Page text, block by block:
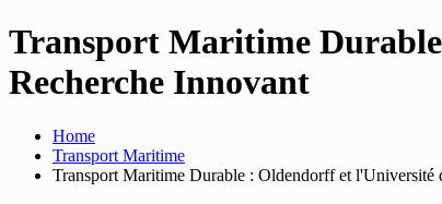
Transport Maritime
Recherche Innovant
Home
Transport Maritime
Transport Maritime Durable : Oldendorff et l'Université